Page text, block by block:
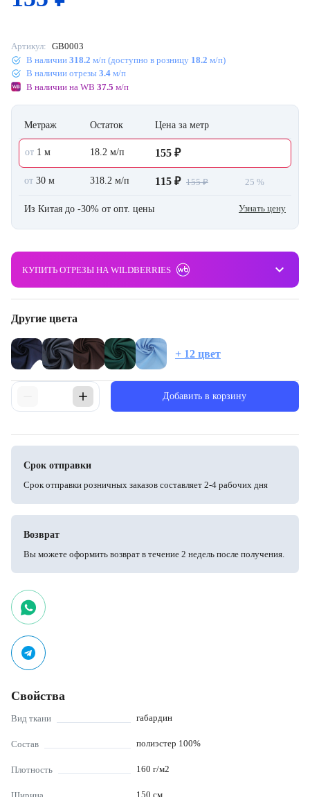
Артикул: GB0003
В наличии 318.2 м/п (доступно в розницу 18.2 м/п)
В наличии отрезы 3.4 м/п
В наличии на WB 37.5 м/п
Метраж Остаток Цена за метр
от 1 м 18.2 м/п 155 ₽
от 30 м 318.2 м/п 115 ₽ 155 ₽ 25 %
Из Китая до -30% от опт. цены Узнать цену
КУПИТЬ ОТРЕЗЫ НА WILDBERRIES keyboard_arrow_down
Другие цвета
+ 12 цвет
Добавить в корзину
Срок отправки
Срок отправки розничных заказов составляет 2-4 рабочих дня
Возврат
Вы можете оформить возврат в течение 2 недель после получения.
Свойства
Вид ткани габардин
Состав полиэстер 100%
Плотность 160 г/м2
150 см